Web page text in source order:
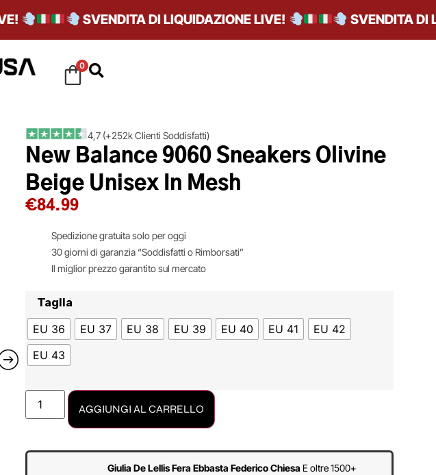
SVENDITA DI LIQUIDAZIONE LIVE! SVENDITA DI
0
4,7 (+252k Clienti Soddisfatti)
New Balance 9060 Sneakers Olivine
Beige Unisex In Mesh
€84.99
Spedizione gratuita solo per oggi
30 giorni di garanzia “Soddisfatti o Rimborsati”
Il miglior prezzo garantito sul mercato
Taglia
EU 36
EU 37 EU 38 EU 39 EU 40 EU 41
EU 42
EU 43
AGGIUNGI AL CARRELLO
Giulia De Lellis Fera Ebbasta Federico ChiesaE oltre 1500+